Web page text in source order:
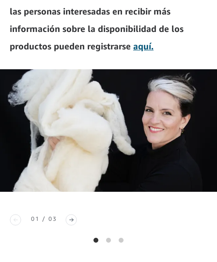
las personas interesadas en recibir más
información sobre la disponibilidad de los
productos pueden registrarse aquí.
01 / 03